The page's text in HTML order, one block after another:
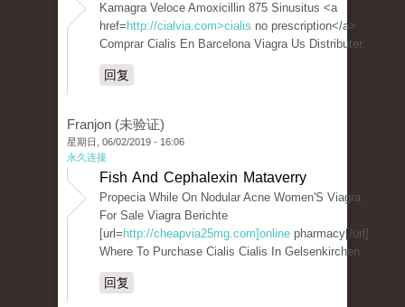
Kamagra Veloce Amoxicillin 875 Sinusitus <a
href= http://cialvia.com>cialis no prescription</a>
Comprar Cialis En Barcelona Viagra Us Distributer
回复
Franjon (未验证)
星期日, 06/02/2019 - 16:06
永久连接
Fish And Cephalexin Mataverry
Propecia While On Nodular Acne Women'S Viagra
For Sale Viagra Berichte
[url= http://cheapvia25mg.com]online pharmacy[/url]
Where To Purchase Cialis Cialis In Gelsenkirchen
回复